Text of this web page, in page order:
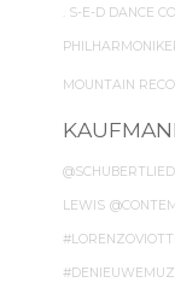
. S-E-D DANCE
MOUNTAIN
LEWIS
#LORENZOVIOTTI